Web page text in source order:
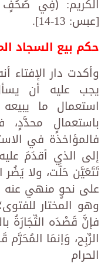
[عبس: 13-14].
حكم بيع السجاد
وأكدت دار الإفتاء
يجب عليه أن
استعمال ما
باستعمالٍ محدَّدٍ،
فالمؤاخذة في
إلى الذي أقدَمَ
تَتَعَيَّن حَلَّت، ولا يَضُر
على نحوٍ منهي عنه
وهو المختار
فإنَّ قَصْدَه التِّجَارَةُ
الرِّبِح، وَإنمَا
الحرام